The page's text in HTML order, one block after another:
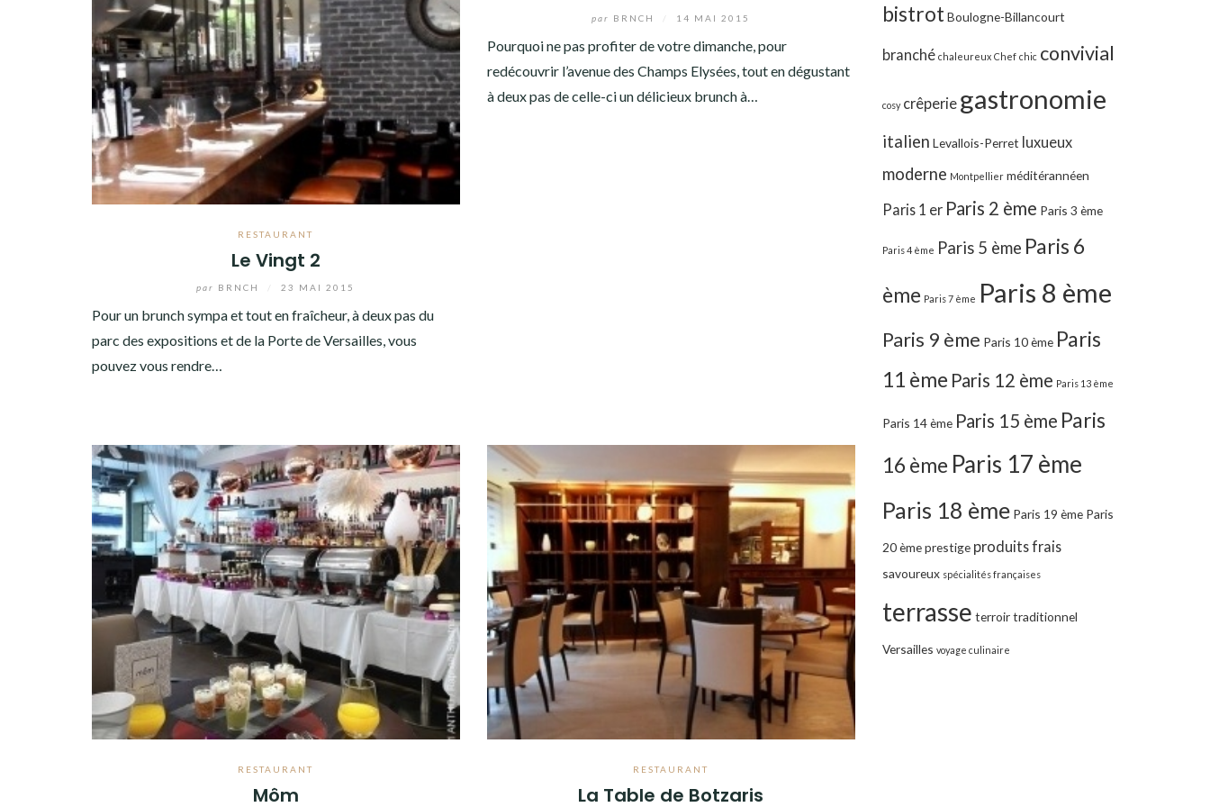
RESTAURANT
Le Vingt 2
par BRNCH 23 MAI 2015
Pour un brunch sympa et tout en fraîcheur, à deux pas du
parc des expositions et de la Porte de Versailles, vous
pouvez vous rendre…
par BRNCH 14 MAI 2015
Pourquoi ne pas profiter de votre dimanche, pour
redécouvrir l’avenue des Champs Elysées, tout en dégustant
à deux pas de celle-ci un délicieux brunch à…
RESTAURANT
Môm
RESTAURANT
La Table de Botzaris
bistrot Boulogne-Billancourt
branché chaleureux Chef chic convivial
cosy crêperie gastronomie
italien Levallois-Perret luxueux
moderne Montpellier méditérannéen
Paris 1 er Paris 2 ème Paris 3 ème
Paris 4 ème Paris 5 ème Paris 6
ème Paris 7 ème Paris 8 ème
Paris 9 ème Paris 10 ème Paris
11 ème Paris 12 ème Paris 13 ème
Paris 14 ème Paris 15 ème Paris
16 ème Paris 17 ème
Paris 18 ème Paris 19 ème Paris
20 ème prestige produits frais
savoureux spécialités françaises
terrasse terroir traditionnel
Versailles voyage culinaire